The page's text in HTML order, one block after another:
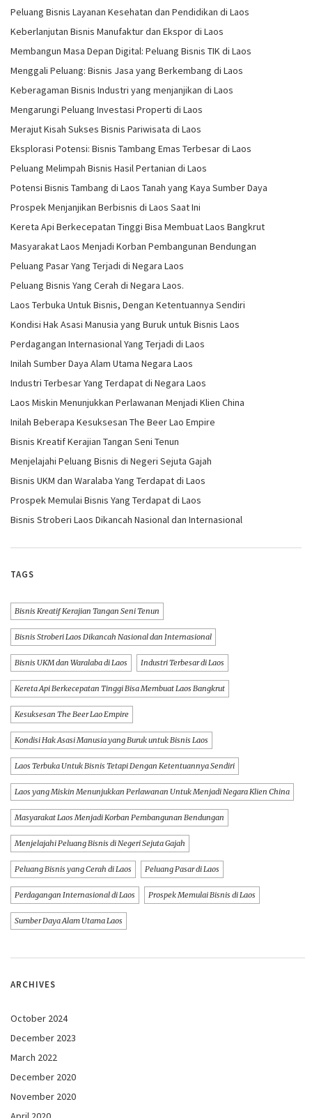
Peluang Bisnis Layanan Kesehatan dan Pendidikan di Laos
Keberlanjutan Bisnis Manufaktur dan Ekspor di Laos
Membangun Masa Depan Digital: Peluang Bisnis TIK di Laos
Menggali Peluang: Bisnis Jasa yang Berkembang di Laos
Keberagaman Bisnis Industri yang menjanjikan di Laos
Mengarungi Peluang Investasi Properti di Laos
Merajut Kisah Sukses Bisnis Pariwisata di Laos
Eksplorasi Potensi: Bisnis Tambang Emas Terbesar di Laos
Peluang Melimpah Bisnis Hasil Pertanian di Laos
Potensi Bisnis Tambang di Laos Tanah yang Kaya Sumber Daya
Prospek Menjanjikan Berbisnis di Laos Saat Ini
Kereta Api Berkecepatan Tinggi Bisa Membuat Laos Bangkrut
Masyarakat Laos Menjadi Korban Pembangunan Bendungan
Peluang Pasar Yang Terjadi di Negara Laos
Peluang Bisnis Yang Cerah di Negara Laos.
Laos Terbuka Untuk Bisnis, Dengan Ketentuannya Sendiri
Kondisi Hak Asasi Manusia yang Buruk untuk Bisnis Laos
Perdagangan Internasional Yang Terjadi di Laos
Inilah Sumber Daya Alam Utama Negara Laos
Industri Terbesar Yang Terdapat di Negara Laos
Laos Miskin Menunjukkan Perlawanan Menjadi Klien China
Inilah Beberapa Kesuksesan The Beer Lao Empire
Bisnis Kreatif Kerajian Tangan Seni Tenun
Menjelajahi Peluang Bisnis di Negeri Sejuta Gajah
Bisnis UKM dan Waralaba Yang Terdapat di Laos
Prospek Memulai Bisnis Yang Terdapat di Laos
Bisnis Stroberi Laos Dikancah Nasional dan Internasional
TAGS
Bisnis Kreatif Kerajian Tangan Seni Tenun
Bisnis Stroberi Laos Dikancah Nasional dan Internasional
Bisnis UKM dan Waralaba di Laos Industri Terbesar di Laos
Kereta Api Berkecepatan Tinggi Bisa Membuat Laos Bangkrut
Kesuksesan The Beer Lao Empire
Kondisi Hak Asasi Manusia yang Buruk untuk Bisnis Laos
Laos Terbuka Untuk Bisnis Tetapi Dengan Ketentuannya Sendiri
Laos yang Miskin Menunjukkan Perlawanan Untuk Menjadi Negara Klien China
Masyarakat Laos Menjadi Korban Pembangunan Bendungan
Menjelajahi Peluang Bisnis di Negeri Sejuta Gajah
Peluang Bisnis yang Cerah di Laos Peluang Pasar di Laos
Perdagangan Internasional di Laos Prospek Memulai Bisnis di Laos
Sumber Daya Alam Utama Laos
ARCHIVES
October 2024
December 2023
March 2022
December 2020
November 2020